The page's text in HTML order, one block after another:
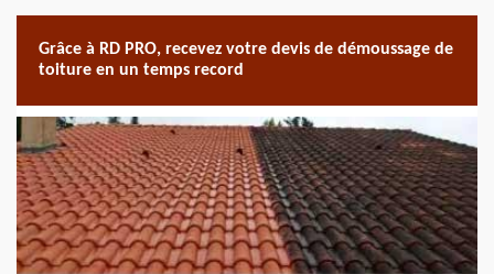
Grâce à RD PRO, recevez votre devis de démoussage de
toiture en un temps record